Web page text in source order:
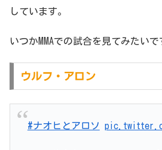
しています。
いつかMMAでの試合を見てみたいで
ウルフ・アロン
#ナオヒとアロソ